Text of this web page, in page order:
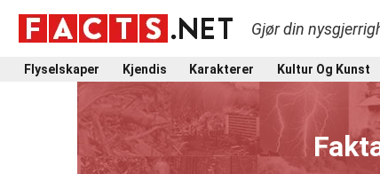
Gjør din
Flyselskaper Kjendis Karakterer Kultur Og Kunst